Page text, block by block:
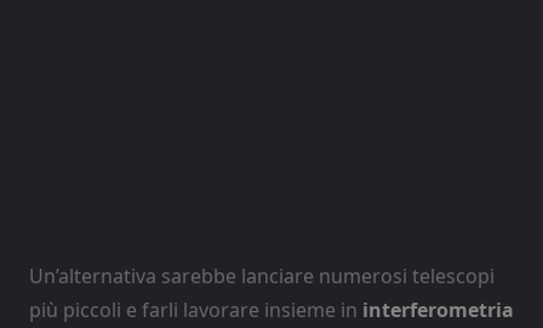
Un’alternativa sarebbe lanciare numerosi telescopi
più piccoli e farli lavorare insieme in interferometria